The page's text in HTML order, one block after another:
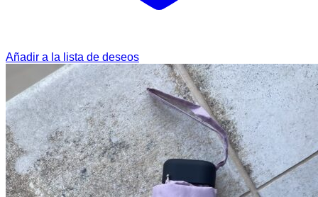
Añadir a la lista de deseos